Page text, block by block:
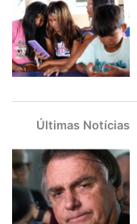
Últimas Notícias